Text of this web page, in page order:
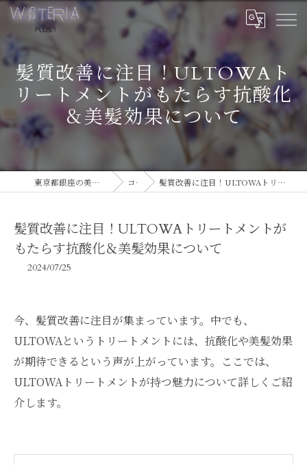
髪質改善に注目！ULTOWAト
リートメントがもたらす抗酸化
＆美髪効果について
東京都銀座の美容室ならWISTERIA PLUS 1 コラム 髪質改善に注目！ULTOWAトリートメントがもたらす抗酸化＆美髪効果について
髪質改善に注目！ULTOWAトリートメントが
もたらす抗酸化＆美髪効果について
2024/07/25
今、髪質改善に注目が集まっています。中でも、
ULTOWAというトリートメントには、抗酸化や美髪効果
が期待できるという声が上がっています。ここでは、
ULTOWAトリートメントが持つ魅力について詳しくご紹
介します。